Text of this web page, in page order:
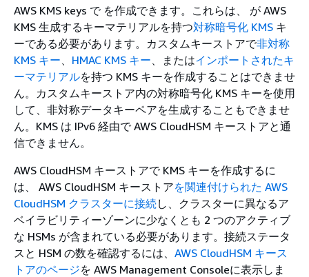
AWS KMS keys で を作成できます。これらは、 が AWS
KMS 生成するキーマテリアルを持つ対称暗号化 KMS キ
ーである必要があります。カスタムキーストアで非対称
KMS キー、 HMAC KMS キー、またはインポートされたキ
ーマテリアルを持つ KMS キーを作成することはできませ
ん。カスタムキーストア内の対称暗号化 KMS キーを使用
して、非対称データキーペアを生成することもできませ
ん。KMS は IPv6 経由で AWS CloudHSM キーストアと通
信できません。
AWS CloudHSM キーストアで KMS キーを作成するに
は、 AWS CloudHSM キーストアを関連付けられた AWS
CloudHSM クラスターに接続し、クラスターに異なるア
ベイラビリティーゾーンに少なくとも 2 つのアクティブ
な HSMs が含まれている必要があります。接続ステータ
スと HSM の数を確認するには、 AWS CloudHSM キース
トアのページを AWS Management Consoleに表示しま